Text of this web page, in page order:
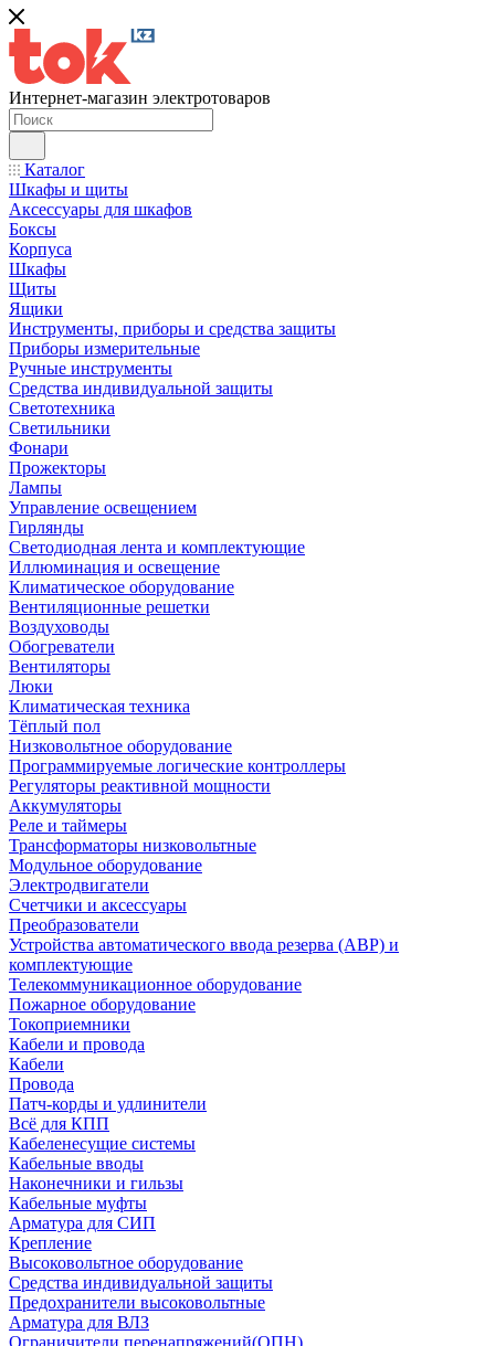
Интернет-магазин электротоваров
Каталог
Шкафы и щиты
Аксессуары для шкафов
Боксы
Корпуса
Шкафы
Щиты
Ящики
Инструменты, приборы и средства защиты
Приборы измерительные
Ручные инструменты
Средства индивидуальной защиты
Светотехника
Светильники
Фонари
Прожекторы
Лампы
Управление освещением
Гирлянды
Светодиодная лента и комплектующие
Иллюминация и освещение
Климатическое оборудование
Вентиляционные решетки
Воздуховоды
Обогреватели
Вентиляторы
Люки
Климатическая техника
Тёплый пол
Низковольтное оборудование
Программируемые логические контроллеры
Регуляторы реактивной мощности
Аккумуляторы
Реле и таймеры
Трансформаторы низковольтные
Модульное оборудование
Электродвигатели
Счетчики и аксессуары
Преобразователи
Устройства автоматического ввода резерва (АВР) и
комплектующие
Телекоммуникационное оборудование
Пожарное оборудование
Токоприемники
Кабели и провода
Кабели
Провода
Патч-корды и удлинители
Всё для КПП
Кабеленесущие системы
Кабельные вводы
Наконечники и гильзы
Кабельные муфты
Арматура для СИП
Крепление
Высоковольтное оборудование
Средства индивидуальной защиты
Предохранители высоковольтные
Арматура для ВЛЗ
Ограничители перенапряжений(ОПН)